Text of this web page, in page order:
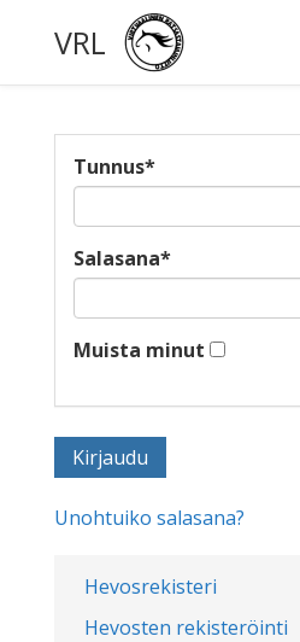
VRL
Hevosrekisteri
Hevosten rekisteröinti
Tunnus*
Salasana*
Muista minut
Unohtuiko salasana?